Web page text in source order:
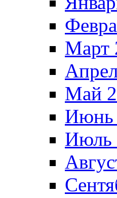
Март
Май
Июнь
Июль